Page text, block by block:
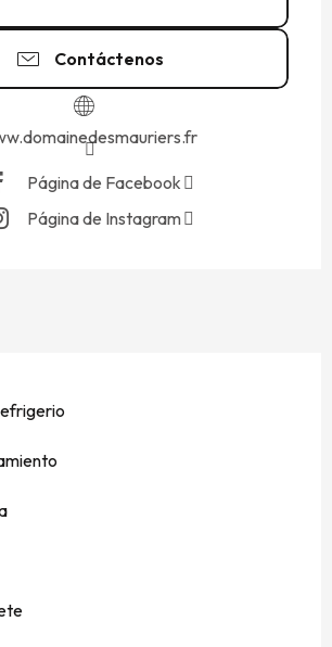
Contáctenos
Página de Facebook
Página de Instagram